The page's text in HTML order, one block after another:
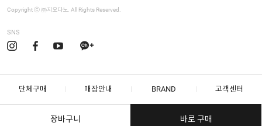
장바구니 바로 구매
Copyright ⓒ ㈜지오다노. All Rights Reserved.
SNS
단체구매 매장안내 BRAND 고객센터